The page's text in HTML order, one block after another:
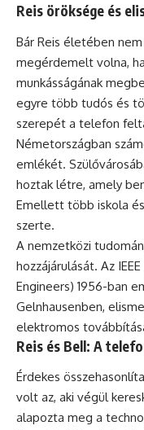
Reis öröksége és
Bár Reis életében
megérdemelt volna,
munkásságának
egyre több tudós és
szerepét a telefon
Németországban
emlékét.
hoztak létre, amely
Emellett több iskola
szerte.
A nemzetközi
hozzájárulását. Az
Engineers) 1956-ban
Gelnhausenben,
elektromos
Reis és Bell: A
Érdekes
volt az, aki végül
alapozta meg a